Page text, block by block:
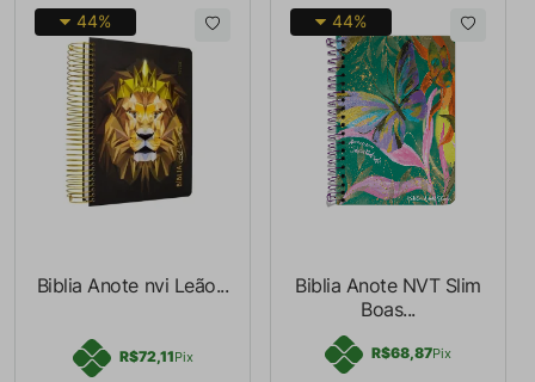
44%
Biblia Anote nvi Leão...
R$72,11Pix
44%
Biblia Anote NVT Slim
Boas...
R$68,87Pix